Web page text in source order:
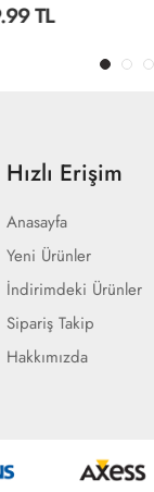
Hızlı Erişim
Anasayfa
Yeni Ürünler
İndirimdeki Ürünler
Sipariş Takip
Hakkımızda